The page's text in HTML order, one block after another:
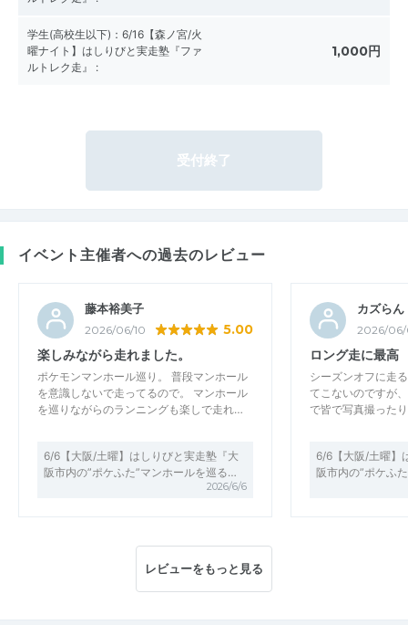
学生(高校生以下)：6/16【森ノ宮/火
曜ナイト】はしりびと実走塾『ファ
ルトレク走』 :
1,000円
受付終了
イベント主催者への過去のレビュー
藤本裕美子
2026/06/10 5.00
楽しみながら走れました。
ポケモンマンホール巡り。 普段マンホール
を意識しないで走ってるので。 マンホール
を巡りながらのランニングも楽しで走れ…
6/6【大阪/土曜】はしりびと実走塾『大
阪市内の”ポケふた”マンホールを巡る…
2026/6/6
カズらん
2026/
ロング走に最高
シーズンオフに走
てこないのですが
で皆で写真撮った
6/6【大阪/土曜】
阪市内の”ポケふ
レビューをもっと見る